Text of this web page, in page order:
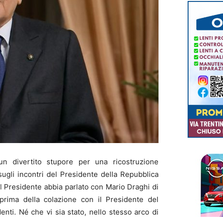
divertito stupore per una ricostruzione
incontri del Presidente della Repubblica
abbia parlato con Mario Draghi di
della colazione con il Presidente del
Né che vi sia stato, nello stesso arco di